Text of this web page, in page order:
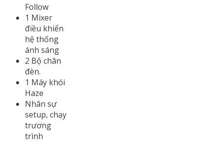
Follow
1 Mixer
điều khiển
hệ thống
ánh sáng
2 Bộ chân
đèn.
1 Máy khói
Haze
Nhân sự
setup, chạy
trương
trình